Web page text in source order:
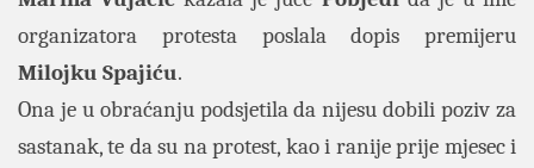
organizatora protesta poslala dopis premijeru
Milojku Spajiću.
Ona je u obraćanju podsjetila da nijesu dobili poziv za
sastanak, te da su na protest, kao i ranije prije mjesec i